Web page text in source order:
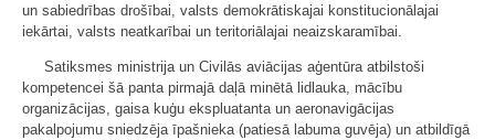
un sabiedrības drošībai, valsts demokrātiskajai konstitucionālajai
iekārtai, valsts neatkarībai un teritoriālajai neaizskaramībai.
Satiksmes ministrija un Civilās aviācijas aģentūra atbilstoši
kompetencei šā panta pirmajā daļā minētā lidlauka, mācību
organizācijas, gaisa kuģu ekspluatanta un aeronavigācijas
pakalpojumu sniedzēja īpašnieka (patiesā labuma guvēja) un atbildīgā